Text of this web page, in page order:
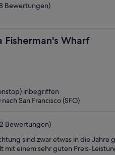
Bewertungen)
Fisherman's Wharf
inbegriffen
San Francisco (SFO)
Bewertungen)
sind zwar etwas in die Jahre
einem sehr guten Preis-